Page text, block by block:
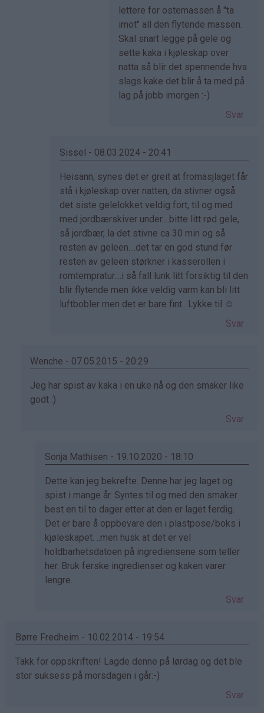
lettere for ostemassen å "ta
imot" all den flytende massen.
Skal snart legge på gele og
sette kaka i kjøleskap over
natta så blir det spennende hva
slags kake det blir å ta med på
lag på jobb imorgen :-)
Svar
Sissel - 08.03.2024 - 20:41
Som
svar
på
av
Naomi
(ikke
bekreftet)
Heisann, synes det er greit at fromasjlaget får
stå i kjøleskap over natten, da stivner også
det siste gelelokket veldig fort, til og med
med jordbærskiver under....bitte litt rød gele,
så jordbær, la det stivne ca 30 min og så
resten av geleen....det tar en god stund før
resten av geleen størkner i kasserollen i
romtempratur....i så fall lunk litt forsiktig til den
blir flytende men ikke veldig varm kan bli litt
luftbobler men det er bare fint.. Lykke til ☺️
Svar
Wenche - 07.05.2015 - 20:29
Som
svar
(ikke
Jeg har spist av kaka i en uke nå og den smaker like
godt :)
Svar
Sonja Mathisen - 19.10.2020 - 18:10
Som
svar
på
av
Wenche
(ikke
bekreftet)
Dette kan jeg bekrefte. Denne har jeg laget og
spist i mange år. Syntes til og med den smaker
best en til to dager etter at den er laget ferdig.
Det er bare å oppbevare den i plastpose/boks i
kjøleskapet. ..men husk at det er vel
holdbarhetsdatoen på ingrediensene som teller
her. Bruk ferske ingredienser og kaken varer
lengre.
Svar
Børre Fredheim - 10.02.2014 - 19:54
Takk for oppskriften! Lagde denne på lørdag og det ble
stor suksess på morsdagen i går:-)
Svar